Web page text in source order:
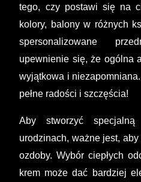
tego, czy postawi się na
kolory, balony w różnych
spersonalizowane
upewnienie się, że ogólna
wyjątkowa i
pełne radości i szczęścia!
Aby stworzyć
urodzinach, ważne jest,
ozdoby. Wybór ciepłych
krem może dać bardziej